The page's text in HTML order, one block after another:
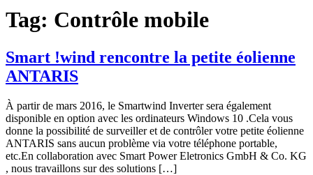
Tag: Contrôle mobile
Smart !wind rencontre la petite éolienne
ANTARIS
À partir de mars 2016, le Smartwind Inverter sera également
disponible en option avec les ordinateurs Windows 10 .Cela vous
donne la possibilité de surveiller et de contrôler votre petite éolienne
ANTARIS sans aucun problème via votre téléphone portable,
etc.En collaboration avec Smart Power Eletronics GmbH & Co. KG
, nous travaillons sur des solutions […]